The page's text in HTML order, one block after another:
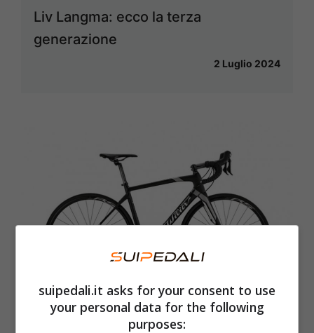
Liv Langma: ecco la terza
generazione
2 Luglio 2024
suipedali.it asks for your consent to use
your personal data for the following
purposes: